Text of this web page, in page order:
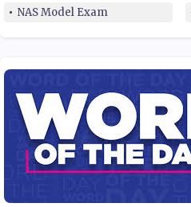
NAS Model Exam